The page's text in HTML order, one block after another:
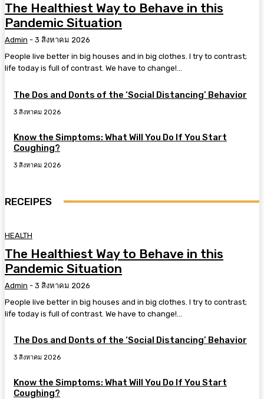
The Healthiest Way to Behave in this
Pandemic Situation
Admin - 3 สิงหาคม 2026
People live better in big houses and in big clothes. I try to contrast;
life today is full of contrast. We have to change!...
The Dos and Donts of the ‘Social Distancing’ Behavior
3 สิงหาคม 2026
Know the Simptoms: What Will You Do If You Start
Coughing?
3 สิงหาคม 2026
RECEIPES
HEALTH
The Healthiest Way to Behave in this
Pandemic Situation
Admin - 3 สิงหาคม 2026
People live better in big houses and in big clothes. I try to contrast;
life today is full of contrast. We have to change!...
The Dos and Donts of the ‘Social Distancing’ Behavior
3 สิงหาคม 2026
Know the Simptoms: What Will You Do If You Start
Coughing?